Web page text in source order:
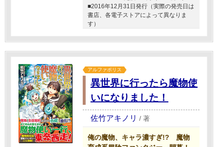
■2016年12月31日発行（実際の発売日は
書店、各電子ストアによって異なりま
す）
アルファポリス
異世界に行ったら魔物使
いになりました！
佐竹アキノリ / 著
俺の魔物、キャラ濃すぎ!? 魔物